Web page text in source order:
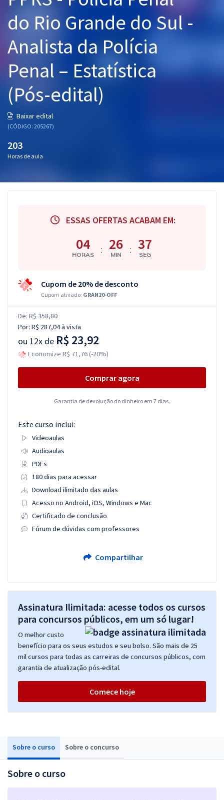
Graduação
Mentorias
Questões grátis
Conteúdo gratuito
Blog
do Rio Grande do Sul -
Analista da Polícia
Penal – Estatística
(Pós-edital)
Baixar edital
(CÓDIGO: 205267)
203
Horas de aula
Sobre o curso Sobre o concurso
Sobre o curso
ESSAS OFERTAS ACABAM EM:
04
HORAS : 26
MIN : 36
SEG
Cupom de 20% de desconto
Cupom ativado: GRAN20-OFF
De: R$ 358,80
Por: R$ 287,04à vista
ou 12x de R$ 23,92
Economize R$ 71,76 (-20%)
Comprar agora
Garantia de devolução do dinheiro em 7 dias.
Este curso inclui:
Videoaulas
Audioaulas
PDFs
180 dias para acessar
Download ilimitado das aulas
Acesso no Android, iOS, Windows e Mac
Certificado de conclusão
Fórum de dúvidas com professores
Compartilhar
Assinatura Ilimitada: acesse todos os cursos
para concursos públicos, em um só lugar!
O melhor custo
benefício para os seus estudos e seu bolso. São mais de 25
mil cursos para todas as carreiras de concursos públicos, com
garantia de atualização pós-edital.
Comece hoje